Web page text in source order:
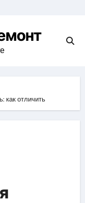
как отличить